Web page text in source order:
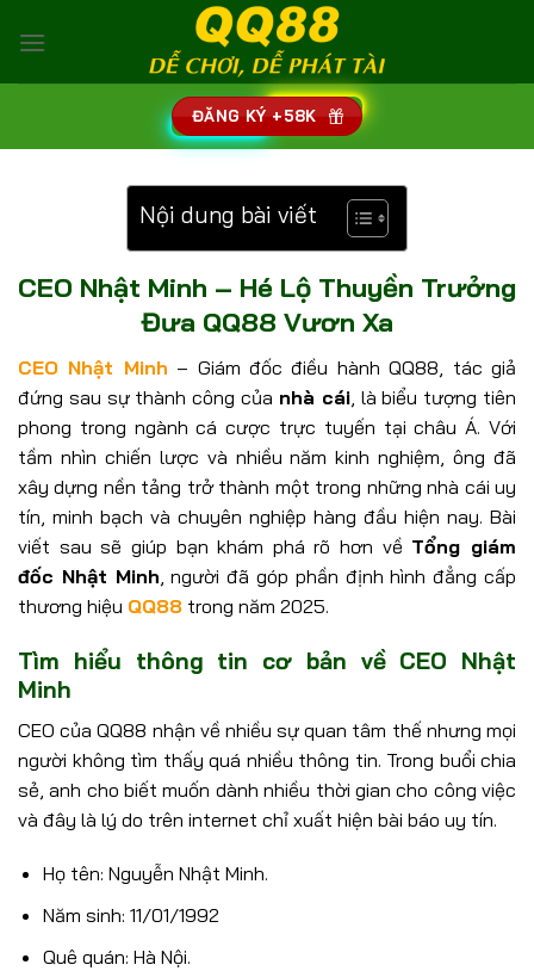
qua
ĐĂNG KÝ +58K
Nội dung bài viết
CEO Nhật Minh – Hé Lộ Thuyền Trưởng
Đưa QQ88 Vươn Xa
CEO Nhật Minh – Giám đốc điều hành QQ88, tác giả
đứng sau sự thành công của nhà cái, là biểu tượng tiên
phong trong ngành cá cược trực tuyến tại châu Á. Với
tầm nhìn chiến lược và nhiều năm kinh nghiệm, ông đã
xây dựng nền tảng trở thành một trong những nhà cái uy
tín, minh bạch và chuyên nghiệp hàng đầu hiện nay. Bài
viết sau sẽ giúp bạn khám phá rõ hơn về Tổng giám
đốc Nhật Minh, người đã góp phần định hình đẳng cấp
thương hiệu QQ88 trong năm 2025.
Tìm hiểu thông tin cơ bản về CEO Nhật
Minh
CEO của QQ88 nhận về nhiều sự quan tâm thế nhưng mọi
người không tìm thấy quá nhiều thông tin. Trong buổi chia
sẻ, anh cho biết muốn dành nhiều thời gian cho công việc
và đây là lý do trên internet chỉ xuất hiện bài báo uy tín.
Họ tên: Nguyễn Nhật Minh.
Năm sinh: 11/01/1992
Quê quán: Hà Nội.